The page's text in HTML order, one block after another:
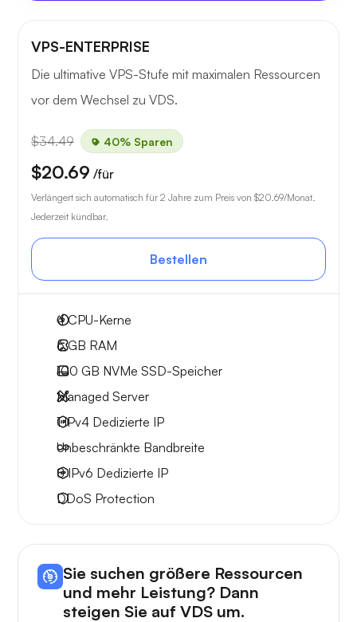
VPS-ENTERPRISE
Die ultimative VPS-Stufe mit maximalen Ressourcen
vor dem Wechsel zu VDS.
$34.49 40% Sparen
$20.69 /für
Verlängert sich automatisch für 2 Jahre zum Preis von $20.69/Monat.
Jederzeit kündbar.
Bestellen
4CPU-Kerne
6 GB RAM
100 GB NVMe SSD-Speicher
Managed Server
1 IPv4 Dedizierte IP
Unbeschränkte Bandbreite
8 IPv6 Dedizierte IP
DDoS Protection
Sie suchen größere Ressourcen
und mehr Leistung? Dann
steigen Sie auf VDS um.